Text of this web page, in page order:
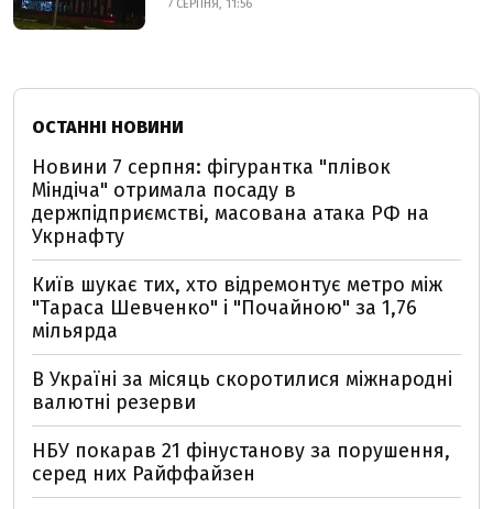
7 СЕРПНЯ, 11:56
ОСТАННІ НОВИНИ
Новини 7 серпня: фігурантка "плівок
Міндіча" отримала посаду в
держпідприємстві, масована атака РФ на
Укрнафту
Київ шукає тих, хто відремонтує метро між
"Тараса Шевченко" і "Почайною" за 1,76
мільярда
В Україні за місяць скоротилися міжнародні
валютні резерви
НБУ покарав 21 фінустанову за порушення,
серед них Райффайзен